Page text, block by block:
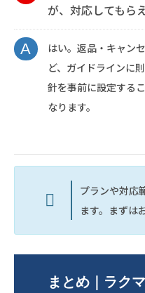
が、対応してもら
はい。返品・キャン
ど、ガイドラインに
針を事前に設定する
なります。
プランや対応
ます。まずは
まとめ｜ラク